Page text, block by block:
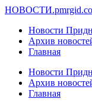
НОВОСТИ.
Новости
Архив
Главная
Новости
Архив
Главная